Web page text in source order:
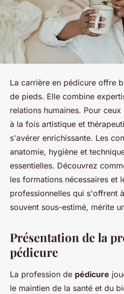
La carrière en pédicure offre
de pieds. Elle combine
relations humaines. Pour
à la fois artistique et
s'avérer enrichissante. Les
anatomie, hygiène et
essentielles. Découvrez
les formations nécessaires et
professionnelles qui s'offrent
souvent sous-estimé, mérite
Présentation de la
pédicure
La profession de pédicure
le maintien de la santé et du